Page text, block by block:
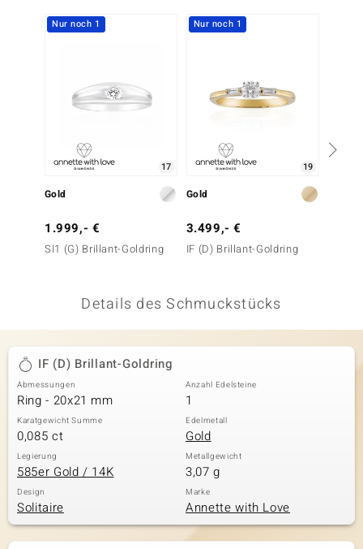
BY DE MELO
Classics
Nur noch 1
17
Gold
1.999,- €
SI1 (G) Brillant-Goldring
Nur noch 1
19
Gold
3.499,- €
IF (D) Brillant-Goldring
Details des Schmuckstücks
IF (D) Brillant-Goldring
Abmessungen
Ring - 20x21 mm
Anzahl Edelsteine
1
Karatgewicht Summe
0,085 ct
Edelmetall
Gold
Legierung
585er Gold / 14K
Metallgewicht
3,07 g
Design
Solitaire
Marke
Annette with Love